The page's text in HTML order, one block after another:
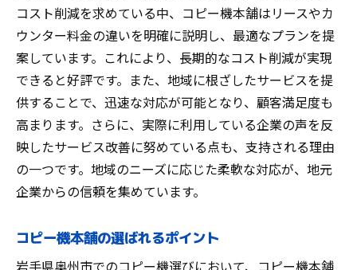
コスト削減を求めている中、コピー機本舗はリースやカ
ウンター料金の違いを明確に説明し、最適なプランを提
案しています。これにより、長期的なコスト削減が実現
できると好評です。また、地域に根ざしたサービスを提
供することで、迅速な対応が可能となり、顧客満足度も
高まります。さらに、実際に利用している企業の声を反
映したサービス改善に努めている点も、支持される理由
の一つです。地域のニーズに応じた柔軟な対応が、地元
企業からの信頼を集めています。
コピー機本舗の選ばれるポイント